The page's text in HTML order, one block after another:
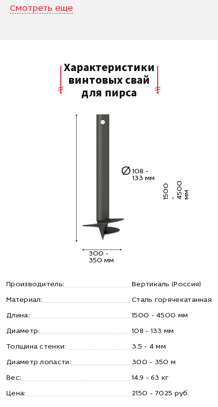
Смотреть еще
Характеристики
винтовых свай
для пирса
1
5
0
0 -
4
5
0 0
м м
300 -
350 мм
108 -
133 мм
Производитель: Вертикаль (Россия)
Материал: Сталь горячекатанная
Длина: 1500 - 4500 мм
Диаметр: 108 - 133 мм
Толщина стенки: 3.5 - 4 мм
Диаметр лопасти: 300 - 350 м
Вес: 14.9 - 63 кг
Цена: 2150 - 7025 руб.